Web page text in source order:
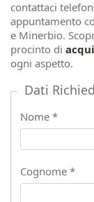
contattaci
appuntamento
e Minerbio.
procinto di
ogni aspetto.
Dati
Nome *
Cognome *